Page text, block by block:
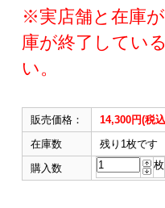
※実店舗と在庫
庫が終了してい
い。
販売価格：
14,300円(税
在庫数
残り1枚です
購入数
枚